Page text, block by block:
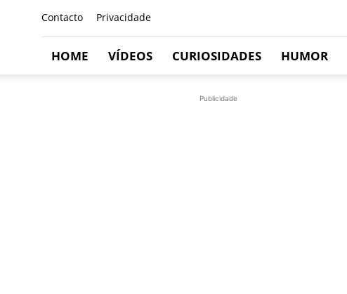
Contacto Privacidade
HOME VÍDEOS CURIOSIDADES HUMOR
Publicidade